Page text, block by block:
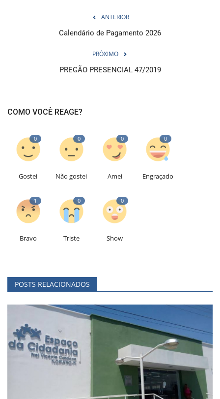
ANTERIOR
Calendário de Pagamento 2026
PRÓXIMO
PREGÃO PRESENCIAL 47/2019
COMO VOCÊ REAGE?
0
Gostei
0
Não gostei
0
Amei
0
Engraçado
1
Bravo
0
Triste
0
Show
POSTS RELACIONADOS